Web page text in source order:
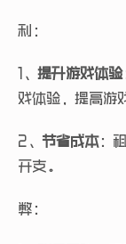
利：
1、 提升游戏体验
戏体验，提高游
2、 节省成本：
开支。
弊：